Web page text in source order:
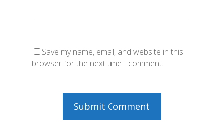
Save my name, email, and website in this
browser for the next time I comment.